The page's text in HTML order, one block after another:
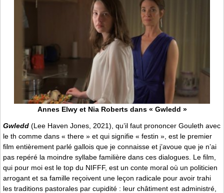
Annes Elwy et Nia Roberts dans « Gwledd »
Gwledd (Lee Haven Jones, 2021), qu’il faut prononcer Gouleth avec
le th comme dans « there » et qui signifie « festin », est le premier
film entièrement parlé gallois que je connaisse et j’avoue que je n’ai
pas repéré la moindre syllabe familière dans ces dialogues. Le film,
qui pour moi est le top du NIFFF, est un conte moral où un politicien
arrogant et sa famille reçoivent une leçon radicale pour avoir trahi
les traditions pastorales par cupidité : leur châtiment est administré,